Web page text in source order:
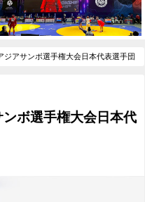
ジアサンボ選手権大会日本代表選手団
ンボ選手権大会日本代